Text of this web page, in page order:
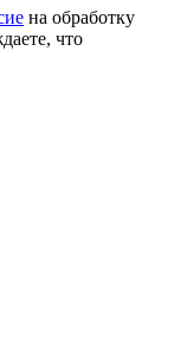
на обработку
что